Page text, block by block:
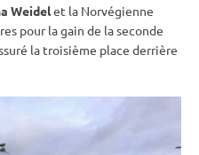
Weidelet la Norvégienne
pour la gain de la seconde
la troisième place derrière